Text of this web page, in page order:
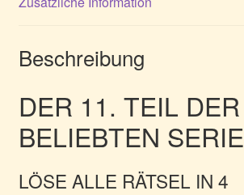
Beschreibung
DER 11. TEIL DER
BELIEBTEN SERIE
LÖSE ALLE RÄTSEL IN 4